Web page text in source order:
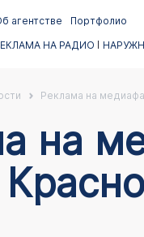
агентстве
Портфолио
НА РАДИО
Реклама на